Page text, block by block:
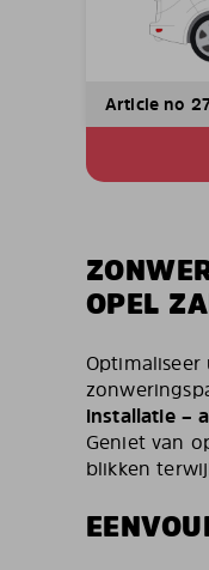
Article no
OPEL
installatie –
Geniet van
blikken